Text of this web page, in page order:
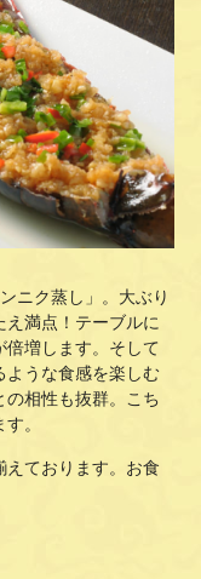
ニク蒸し」。大ぶり
満点！テーブルに
倍増します。そして
ような食感を楽しむ
の相性も抜群。こち
。
えております。お食